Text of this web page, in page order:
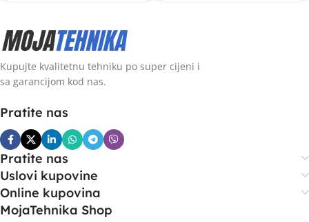
Kupujte kvalitetnu tehniku po super cijeni i
sa garancijom kod nas.
Pratite nas
Pratite nas
Uslovi kupovine
Online kupovina
MojaTehnika Shop